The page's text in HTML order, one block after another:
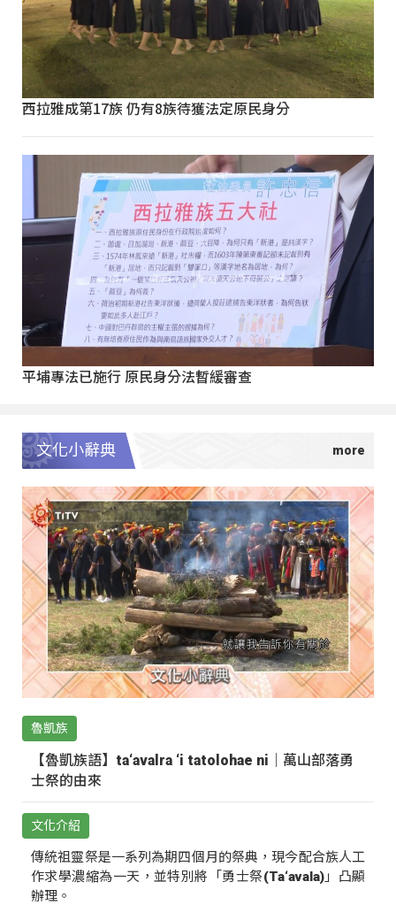
西拉雅成第17族 仍有8族待獲法定原民身分
平埔專法已施行 原民身分法暫緩審查
文化小辭典
魯凱族
【魯凱族語】ta‘avalra ‘i tatolohae ni｜萬山部落勇
士祭的由來
文化介紹
傳統祖靈祭是一系列為期四個月的祭典，現今配合族人工
作求學濃縮為一天，並特別將「勇士祭(Ta‘avala)」凸顯
辦理。